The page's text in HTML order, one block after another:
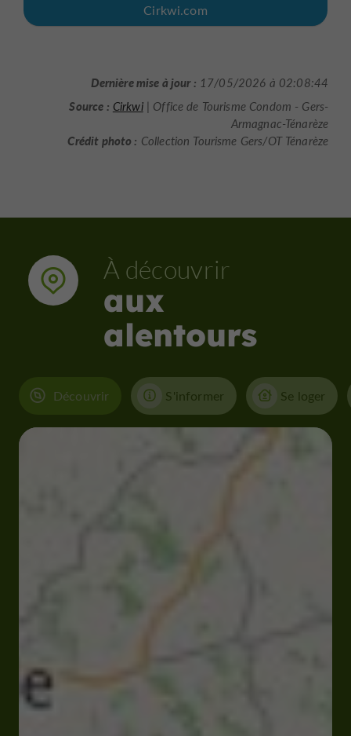
Cirkwi.com
Dernière mise à jour : 17/05/2026 à 02:08:44
Source : Cirkwi| Office de Tourisme Condom - Gers-
Armagnac-Ténarèze
Crédit photo : Collection Tourisme Gers/OT Ténarèze
À découvrir
aux
alentours
Découvrir S'informer Se loger